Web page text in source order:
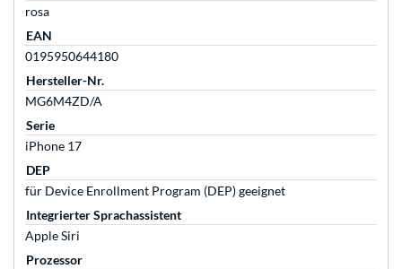
rosa
EAN
0195950644180
Hersteller-Nr.
MG6M4ZD/A
Serie
iPhone 17
DEP
für Device Enrollment Program (DEP) geeignet
Integrierter Sprachassistent
Apple Siri
Prozessor